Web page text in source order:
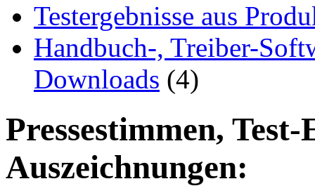
Testergebnisse aus
Handbuch-, Treiber-
Downloads (4)
Pressestimmen,
Auszeichnungen: